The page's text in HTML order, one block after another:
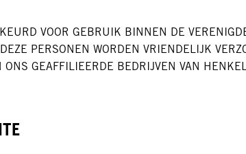
VOOR GEBRUIK BINNEN DE
PERSONEN WORDEN VRIENDELIJK
GEAFFILIEERDE BEDRIJVEN VAN